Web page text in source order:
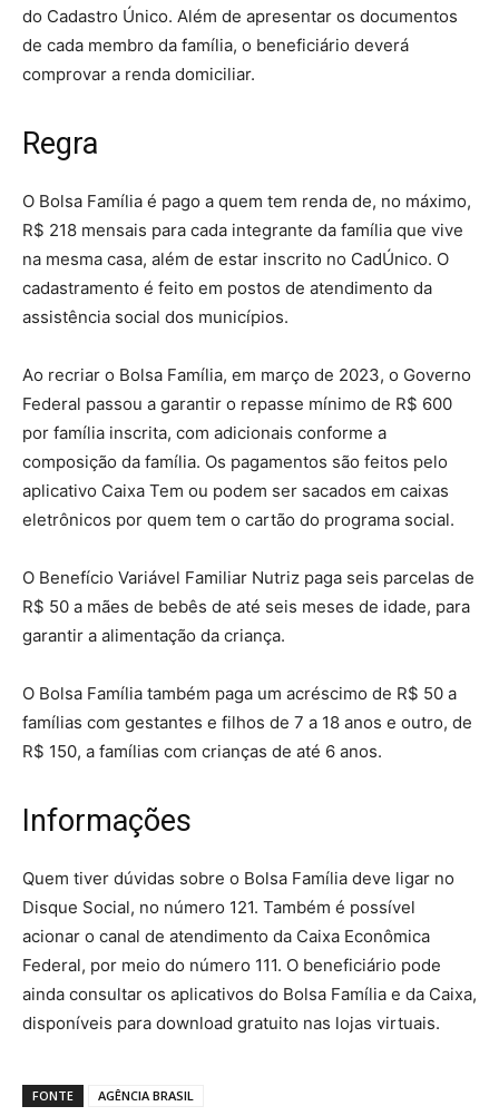
do Cadastro Único. Além de apresentar os documentos
de cada membro da família, o beneficiário deverá
comprovar a renda domiciliar.
Regra
O Bolsa Família é pago a quem tem renda de, no máximo,
R$ 218 mensais para cada integrante da família que vive
na mesma casa, além de estar inscrito no CadÚnico. O
cadastramento é feito em postos de atendimento da
assistência social dos municípios.
Ao recriar o Bolsa Família, em março de 2023, o Governo
Federal passou a garantir o repasse mínimo de R$ 600
por família inscrita, com adicionais conforme a
composição da família. Os pagamentos são feitos pelo
aplicativo Caixa Tem ou podem ser sacados em caixas
eletrônicos por quem tem o cartão do programa social.
O Benefício Variável Familiar Nutriz paga seis parcelas de
R$ 50 a mães de bebês de até seis meses de idade, para
garantir a alimentação da criança.
O Bolsa Família também paga um acréscimo de R$ 50 a
famílias com gestantes e filhos de 7 a 18 anos e outro, de
R$ 150, a famílias com crianças de até 6 anos.
Informações
Quem tiver dúvidas sobre o Bolsa Família deve ligar no
Disque Social, no número 121. Também é possível
acionar o canal de atendimento da Caixa Econômica
Federal, por meio do número 111. O beneficiário pode
ainda consultar os aplicativos do Bolsa Família e da Caixa,
disponíveis para download gratuito nas lojas virtuais.
FONTE AGÊNCIA BRASIL